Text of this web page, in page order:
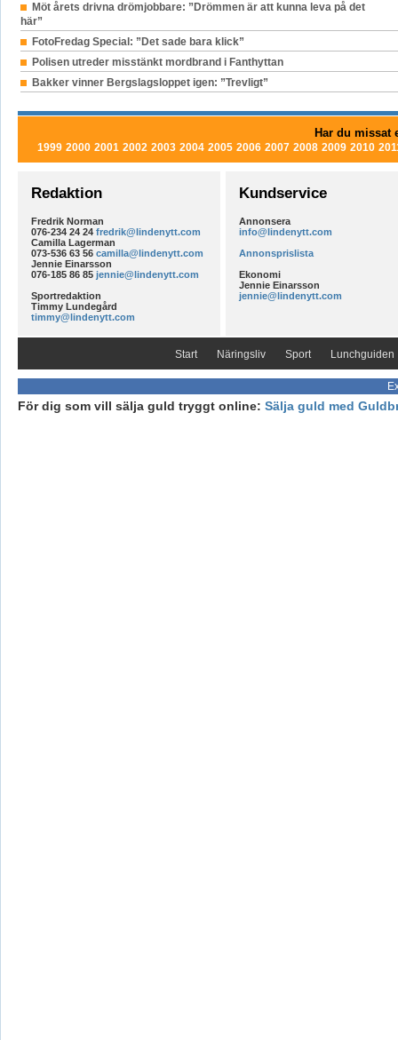
Möt årets drivna drömjobbare: ”Drömmen är att kunna leva på det
här”
FotoFredag Special: ”Det sade bara klick”
Polisen utreder misstänkt mordbrand i Fanthyttan
Bakker vinner Bergslagsloppet igen: ”Trevligt”
Har du missat
1999 2000 2001 2002 2003 2004 2005 2006 2007 2008 2009 2010
Redaktion
Fredrik Norman
076-234 24 24 fredrik@lindenytt.com
Camilla Lagerman
073-536 63 56 camilla@lindenytt.com
Jennie Einarsson
076-185 86 85 jennie@lindenytt.com
Sportredaktion
Timmy Lundegård
timmy@lindenytt.com
Kundservice
Annonsera
info@lindenytt.com
Annonsprislista
Ekonomi
Jennie Einarsson
jennie@lindenytt.com
Start Näringsliv Sport Lunchguiden
För dig som vill sälja guld tryggt online: Sälja guld med